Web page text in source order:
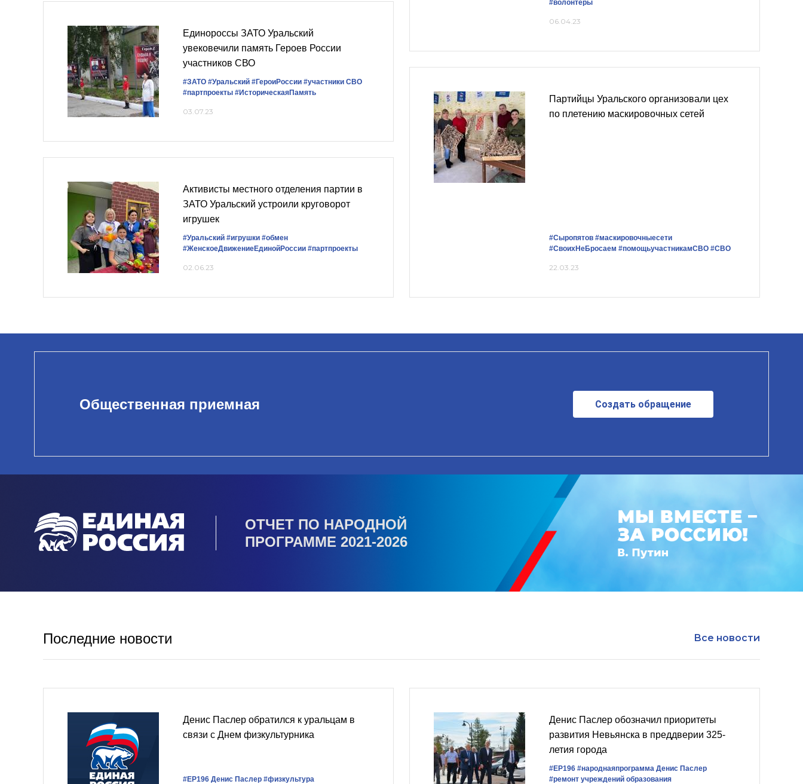
Единороссы ЗАТО Уральский
увековечили память Героев России
участников СВО
#ЗАТО #Уральский #ГероиРоссии #участники СВО
#партпроекты #ИсторическаяПамять
03.07.23
Активисты местного отделения партии в
ЗАТО Уральский устроили круговорот
игрушек
#Уральский #игрушки #обмен
#ЖенскоеДвижениеЕдинойРоссии #партпроекты
02.06.23
#волонтеры
06.04.23
Партийцы Уральского организовали цех
по плетению маскировочных сетей
#Сыропятов #маскировочныесети
#СвоихНеБросаем #помощьучастникамСВО #СВО
22.03.23
Общественная приемная Создать обращение
ОТЧЕТ ПО НАРОДНОЙ
ПРОГРАММЕ 2021-2026
Последние новости Все новости
Денис Паслер обратился к уральцам в
связи с Днем физкультурника
#ЕР196 Денис Паслер #физкультура
Денис Паслер обозначил приоритеты
развития Невьянска в преддверии 325-
летия города
#ЕР196 #народнаяпрограмма Денис Паслер
#ремонт учреждений образования